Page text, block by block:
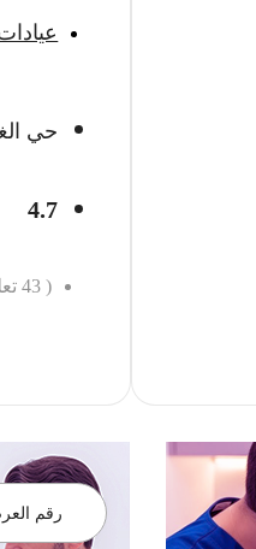
حي
4.7
(
43
رقم